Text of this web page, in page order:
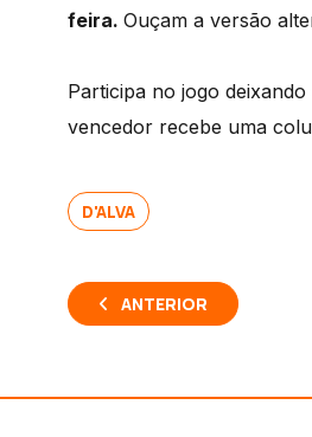
feira. Ouçam a versão
Participa no jogo
vencedor recebe uma
D'ALVA
ANTERIOR